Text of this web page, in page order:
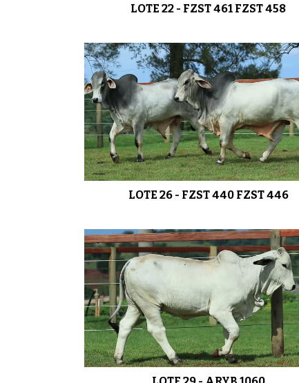
LOTE 22 - FZST 461 FZST 458
LOTE 26 - FZST 440 FZST 446